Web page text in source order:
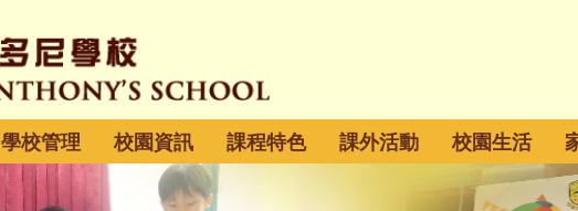
學校管理 校園資訊 課程特色 課外活動 校園生活